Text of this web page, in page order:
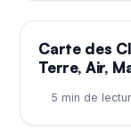
Carte des
Terre, Air,
5 min de